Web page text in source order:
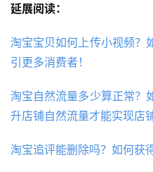
延展阅读：
淘宝宝贝如何上传小视频？
引更多消费者！
淘宝自然流量多少算正常？
升店铺自然流量才能实现店
淘宝追评能删除吗？如何获